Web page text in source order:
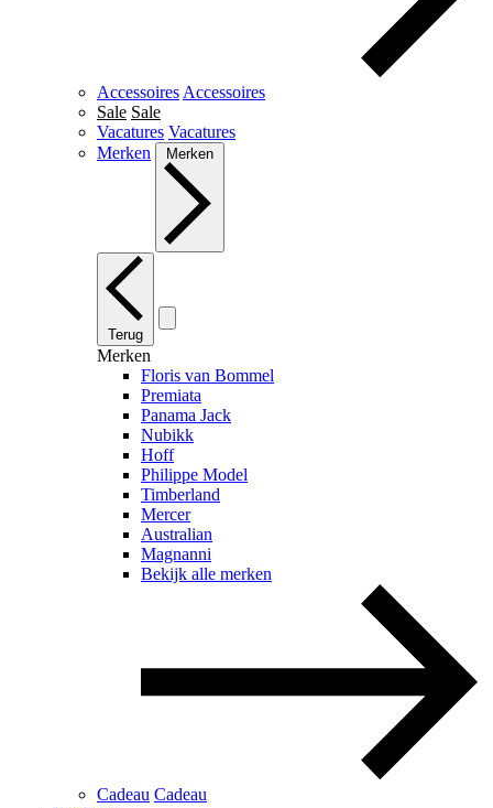
Accessoires Accessoires
Sale Sale
Vacatures Vacatures
Merken
Merken
Terug
Merken
Floris van Bommel
Premiata
Panama Jack
Nubikk
Hoff
Philippe Model
Timberland
Mercer
Australian
Magnanni
Bekijk alle merken
Cadeau Cadeau